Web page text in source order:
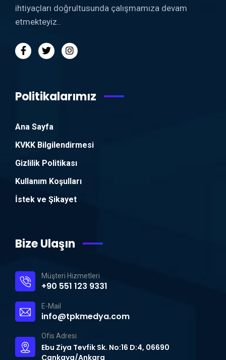
ihtiyaçları doğrultusunda çalışmamıza devam
etmekteyiz..
Politikalarımız
Ana Sayfa
KVKK Bilgilendirmesi
Gizlilik Politikası
Kullanım Koşulları
İstek ve Şikayet
Bize Ulaşın
Müşteri Hizmetleri
+90 551 123 9331
E-Mail
info@tpkmedya.com
Ofis Adresi
Ebu Ziya Tevfik Sk. No:16 D:4, 06690
Çankaya/Ankara